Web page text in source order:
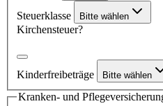
Steuerklasse Bitte wählen
Kirchensteuer?
Kinderfreibeträge Bitte wählen
Kranken- und